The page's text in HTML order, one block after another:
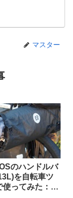
マスター
のハンドルバ
を自転車ツ
使ってみた：機